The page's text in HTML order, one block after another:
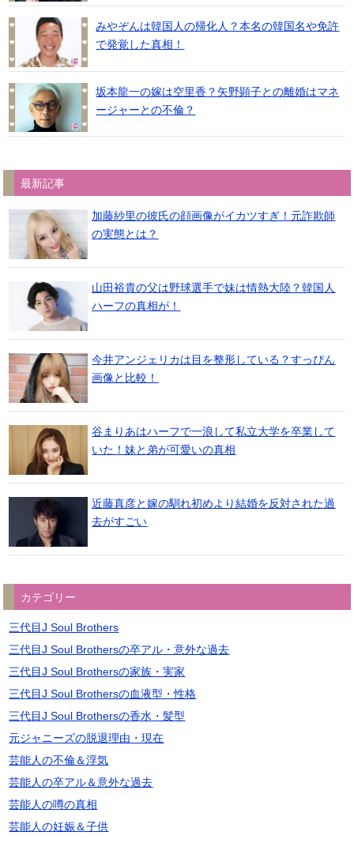
みやぞんは韓国人の帰化人？本名の韓国名や免許
で発覚した真相！
坂本龍一の嫁は空里香？矢野顕子との離婚はマネ
ージャーとの不倫？
最新記事
加藤紗里の彼氏の顔画像がイカツすぎ！元詐欺師
の実態とは？
山田裕貴の父は野球選手で妹は情熱大陸？韓国人
ハーフの真相が！
今井アンジェリカは目を整形している？すっぴん
画像と比較！
谷まりあはハーフで一浪して私立大学を卒業して
いた！妹と弟が可愛いの真相
近藤真彦と嫁の馴れ初めより結婚を反対された過
去がすごい
カテゴリー
三代目J Soul Brothers
三代目J Soul Brothersの卒アル・意外な過去
三代目J Soul Brothersの家族・実家
三代目J Soul Brothersの血液型・性格
三代目J Soul Brothersの香水・髪型
元ジャニーズの脱退理由・現在
芸能人の不倫＆浮気
芸能人の卒アル＆意外な過去
芸能人の噂の真相
芸能人の妊娠＆子供